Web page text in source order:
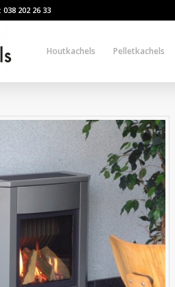
202 26 33
Houtkachels Pelletkachels